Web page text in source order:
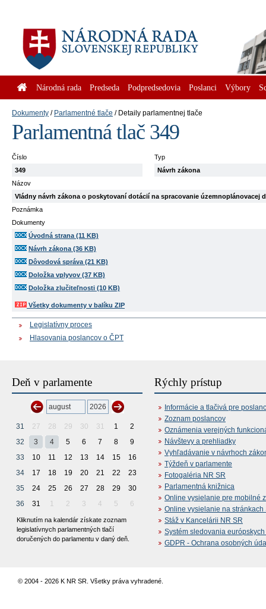
Národná rada Predseda Podpredsedovia Poslanci Výbory
Dokumenty Parlamentné tlače Detaily parlamentnej tlače
Parlamentná tlač 349
Číslo
349
Typ
Návrh zákona
Názov
Vládny návrh zákona o poskytovaní dotácií na spracovanie územnoplánovacej
Poznámka
Dokumenty
Úvodná strana (11 KB)
Návrh zákona (36 KB)
Dôvodová správa (21 KB)
Doložka vplyvov (37 KB)
Doložka zlučiteľnosti (10 KB)
Všetky dokumenty v balíku ZIP
Legislatívny proces
Hlasovania poslancov o ČPT
Deň v parlamente
31 27 28 29 30 31 1
2
32
3 4 5 6 7 8
9
33
10 11 12 13 14 15
16
34
17 18 19 20 21 22
23
35
24 25 26 27 28 29
30
36
31 1 2 3 4 5 6
Kliknutím na kalendár získate zoznam
legislatívnych parlamentných tlačí
doručených do parlamentu v daný deň.
Rýchly prístup
Informácie a tlačivá pre
Zoznam poslancov
Oznámenia verejných
Návštevy a prehliadky
Vyhľadávanie v návrhoch
Týždeň v parlamente
Fotogaléria NR SR
Parlamentná knižnica
Online vysielanie pre mobilné
Online vysielanie na stránkach
Stáž v Kancelárii NR SR
Systém sledovania
GDPR - Ochrana osobných
© 2004 - 2026 K NR SR. Všetky práva vyhradené.